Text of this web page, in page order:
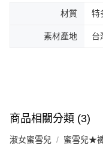
材質 特
素材產地 台
商品相關分類 (3)
淑女蜜雪兒 蜜雪兒★